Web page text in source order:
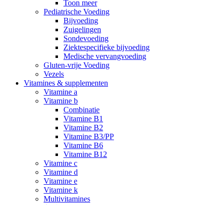
Toon meer
Pediatrische Voeding
Bijvoeding
Zuigelingen
Sondevoeding
Ziektespecifieke bijvoeding
Medische vervangvoeding
Gluten-vrije Voeding
Vezels
Vitamines & supplementen
Vitamine a
Vitamine b
Combinatie
Vitamine B1
Vitamine B2
Vitamine B3/PP
Vitamine B6
Vitamine B12
Vitamine c
Vitamine d
Vitamine e
Vitamine k
Multivitamines